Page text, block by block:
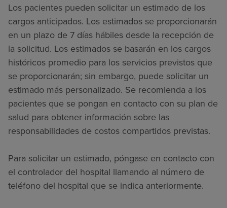
Los pacientes pueden solicitar un estimado de los
cargos anticipados. Los estimados se proporcionarán
en un plazo de 7 días hábiles desde la recepción de
la solicitud. Los estimados se basarán en los cargos
históricos promedio para los servicios previstos que
se proporcionarán; sin embargo, puede solicitar un
estimado más personalizado. Se recomienda a los
pacientes que se pongan en contacto con su plan de
salud para obtener información sobre las
responsabilidades de costos compartidos previstas.
Para solicitar un estimado, póngase en contacto con
el controlador del hospital llamando al número de
teléfono del hospital que se indica anteriormente.